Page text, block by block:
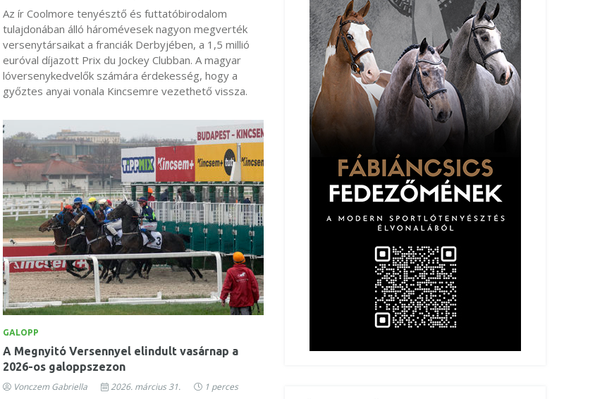
Az ír Coolmore tenyésztő és futtatóbirodalom
tulajdonában álló háromévesek nagyon megverték
versenytársaikat a franciák Derbyjében, a 1,5 millió
euróval díjazott Prix du Jockey Clubban. A magyar
lóversenykedvelők számára érdekesség, hogy a
győztes anyai vonala Kincsemre vezethető vissza.
GALOPP
A Megnyitó Versennyel elindult vasárnap a
2026-os galoppszezon
Vonczem Gabriella 2026. március 31. 1 perces